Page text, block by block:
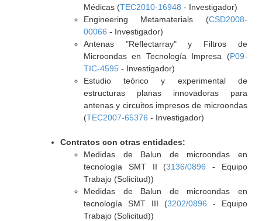
Médicas (TEC2010-16948 - Investigador)
Engineering Metamaterials (CSD2008-
00066 - Investigador)
Antenas "Reflectarray" y Filtros de
Microondas en Tecnología Impresa (P09-
TIC-4595- Investigador)
Estudio teórico y experimental de
estructuras planas innovadoras para
antenas y circuitos impresos de microondas
(TEC2007-65376 - Investigador)
Contratos con otras entidades:
Medidas de Balun de microondas en
tecnología SMT II (3136/0896 - Equipo
Trabajo (Solicitud))
Medidas de Balun de microondas en
tecnología SMT III (3202/0896 - Equipo
Trabajo (Solicitud))